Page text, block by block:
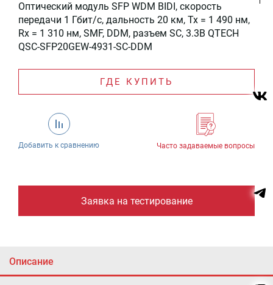
Оптический модуль SFP WDM BIDI, скорость
передачи 1 Гбит/c, дальность 20 км, Tx = 1 490 нм,
Rx = 1 310 нм, SMF, DDM, разъем SC, 3.3В QTECH
QSC-SFP20GEW-4931-SC-DDM
ГДЕ КУПИТЬ
Добавить к сравнению Часто задаваемые вопросы
Заявка на тестирование
Описание